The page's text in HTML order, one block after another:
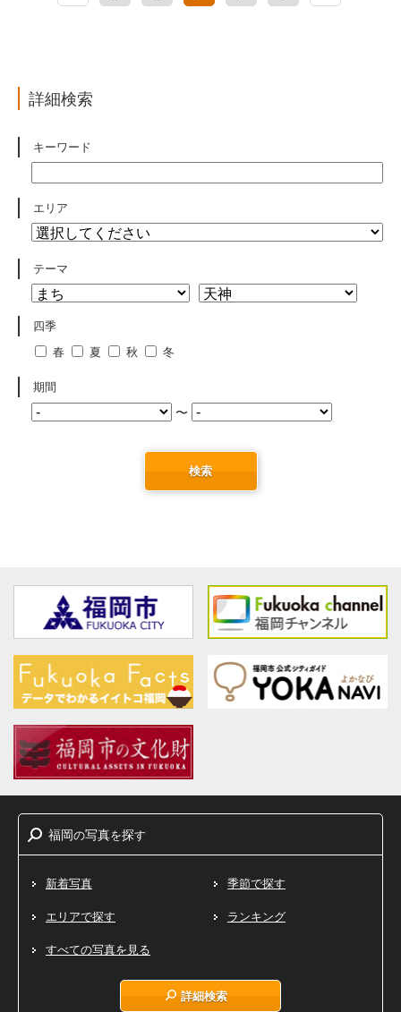
詳細検索
キーワード
エリア
テーマ
四季
春
夏 秋 冬
期間
〜
検索
福岡の写真を探す
新着写真 季節で探す
エリアで探す ランキング
すべての写真を見る
詳細検索